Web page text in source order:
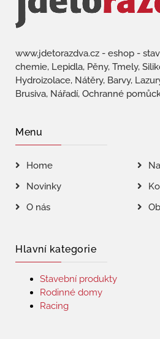
www.jdetorazdva.cz - eshop -
chemie, Lepidla, Pěny, Tmely,
Hydroizolace, Nátěry, Barvy,
Brusiva, Nářadí, Ochranné
Menu
Home
Novinky
O nás
Hlavní kategorie
Stavební produkty
Rodinné domy
Racing